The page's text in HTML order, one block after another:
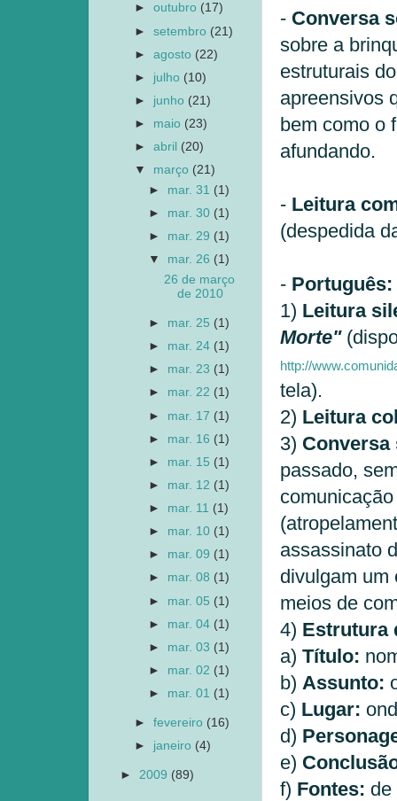
- Conversa
sobre a
estruturais
apreensivos
bem como o
afundando.
- Leitura
(despedida
-
1) Leitura
Morte"
http://
tela).
2) Leitura
3) Conversa
passado,
assassinato
divulgam um
meios de
4) Estrutura
a) Título:
b) Assunto:
c) Lugar:
d)
e)
f) Fontes: de
►outubro (17)
►setembro (21)
►agosto (22)
► julho (10)
► junho (21)
► maio (23)
►abril (20)
▼ março (21)
► mar. 31 (1)
► mar. 30 (1)
► mar. 29 (1)
▼ mar. 26 (1)
26 de março
de 2010
► mar. 25 (1)
► mar. 24 (1)
► mar. 23 (1)
► mar. 22 (1)
► mar. 17 (1)
► mar. 16 (1)
► mar. 15 (1)
► mar. 12 (1)
► mar. 11 (1)
► mar. 10 (1)
► mar. 09 (1)
► mar. 08 (1)
► mar. 05 (1)
► mar. 04 (1)
► mar. 03 (1)
► mar. 02 (1)
► mar. 01 (1)
►fevereiro (16)
► janeiro (4)
► 2009 (89)